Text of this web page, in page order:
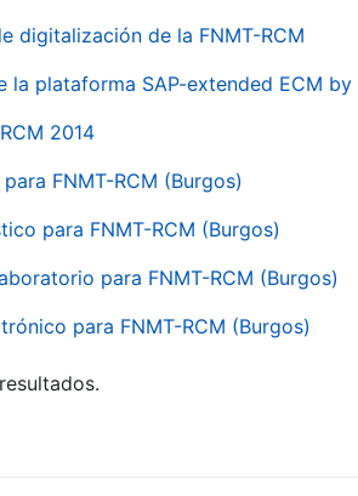
digitalización de la FNMT-RCM
plataforma SAP-extended ECM by
2014
FNMT-RCM (Burgos)
para FNMT-RCM (Burgos)
para FNMT-RCM (Burgos)
para FNMT-RCM (Burgos)